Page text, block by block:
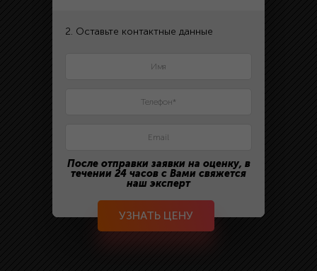
2. Оставьте контактные данные
После отправки заявки на оценку, в
течении 24 часов с Вами свяжется
наш эксперт
УЗНАТЬ ЦЕНУ